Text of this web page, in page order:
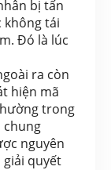
bị tấn
không tái
Đó là lúc
ra còn
hiện mã
trong
chung
nguyên
giải quyết